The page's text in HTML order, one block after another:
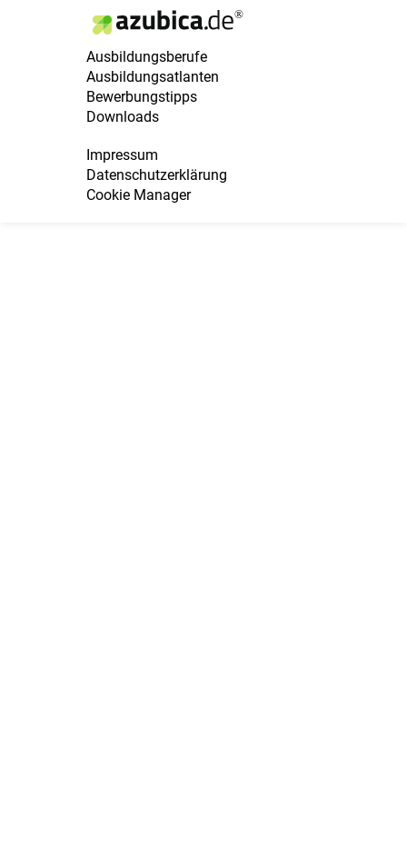
Ausbildungsberufe
Ausbildungsatlanten
Bewerbungstipps
Downloads
Impressum
Datenschutzerklärung
Cookie Manager